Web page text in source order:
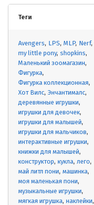
Теги
Avengers LPS MLP Nerf
my little pony shopkins
Маленький зоомагазин
Фигурка
Фигурка коллекционная
Хот Вилс Энчантималс
деревянные игрушки
игрушки для девочек
игрушки для малышей
игрушки для мальчиков
интерактивные игрушки
книжки для малышей
конструктор кукла лего
май литл пони машинка
моя маленькая пони
музыкальные игрушки
мягкая игрушка наклейки